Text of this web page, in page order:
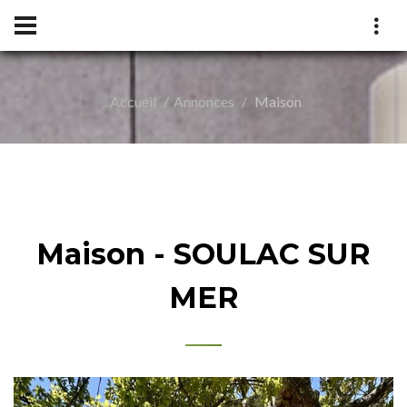
Accueil Annonces Maison
Maison - SOULAC SUR
MER